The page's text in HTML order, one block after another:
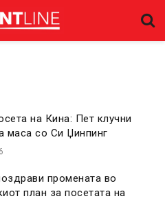
на Кина: Пет клучни
маса со Си Џинпинг
промената во
план за посетата на